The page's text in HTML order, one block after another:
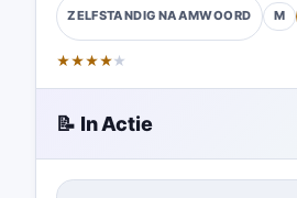
ZELFSTANDIG NAAMWOORD M
★★★★★
📝 In Actie